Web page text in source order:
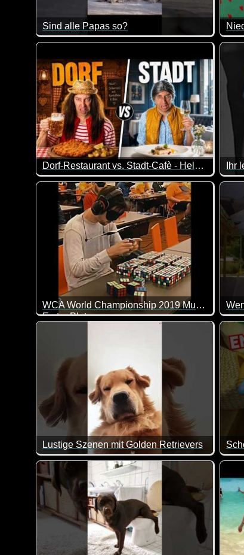
Sind alle Papas so?
Ein
Dorf-Restaurant vs. Stadt-Cafè - Helga eskaliert komplett!
Helga war in einem schicken Stadt-Cafè - und
Marianne hat derweil ein echtes Dorf-Drama:
Dorf gegen Stadt. Hausmannskost gegen
Ihr
WCA World Championship 2019 Multi Blindfold 51/54 in 59:06
Erster Platz
Lustige Szenen mit Golden Retrievers
Da